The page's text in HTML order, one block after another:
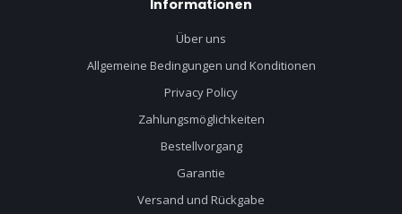
Informationen
Über uns
Allgemeine Bedingungen und Konditionen
Privacy Policy
Zahlungsmöglichkeiten
Bestellvorgang
Garantie
Versand und Rückgabe